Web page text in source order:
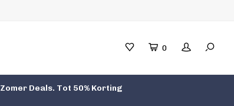
0
Zomer Deals. Tot 50% Korting